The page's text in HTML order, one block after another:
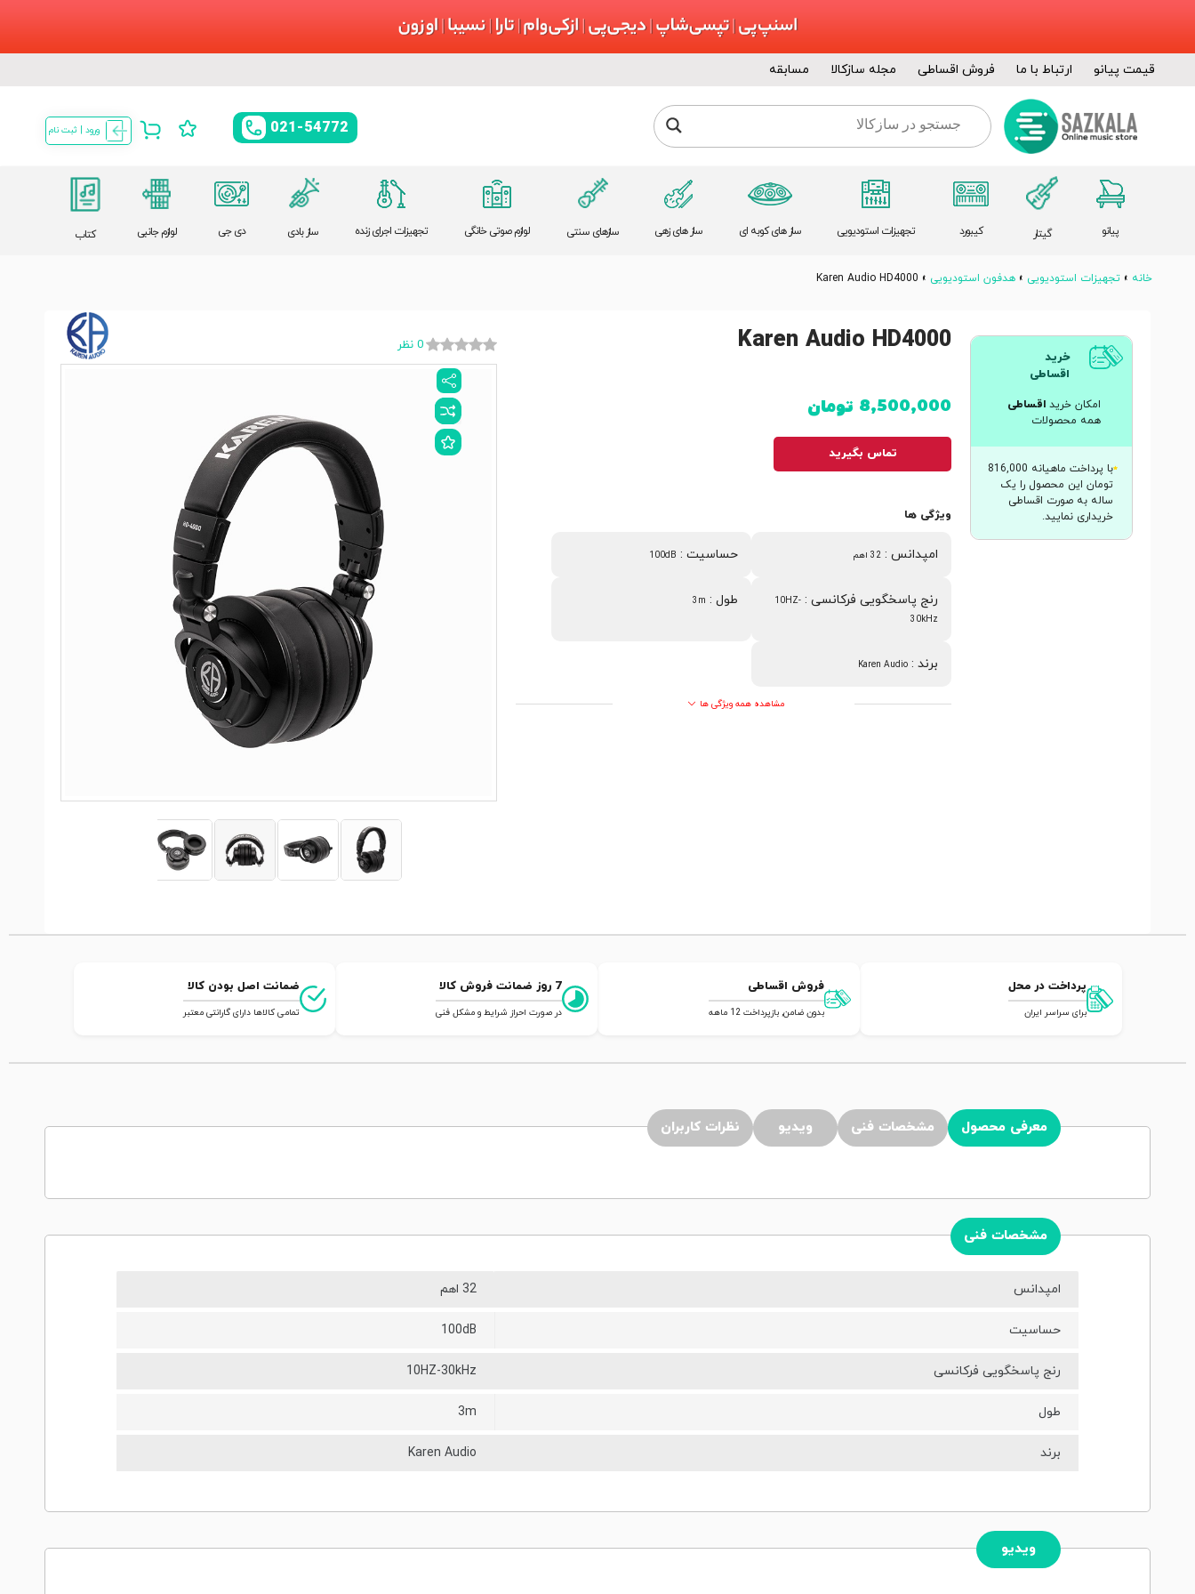
قیمت پیانو ارتباط با ما فروش اقساطی مجله سازکالا مسابقه
ورود | ثبت نام 021-54772
پیانو گیتار کیبورد تجهیزات استودیویی ساز های کوبه ای ساز های زهی سازهای سنتی لوازم صوتی خانگی تجهیزات اجرای زنده ساز بادی دی جی لوازم جانبی کتاب
خانه »تجهیزات استودیویی »هدفون استودیویی »
Karen Audio HD4000
Karen Audio HD4000
تماس بگیرید
8,500,000 تومان
ویژگی ها
امپدانس: 32 اهم حساسیت:
100dB
رنج پاسخگویی فرکانسی:
10HZ-
30kHz
طول:
3m
برند:
Karen Audio
مشاهده همه ویژگی ها
0 نظر
خرید
اقساطی
امکان خرید اقساطی
همه محصولات
با پرداخت ماهیانه 816,000
تومان این محصول را یک
ساله به صورت اقساطی
خریداری نمایید.
پرداخت در محل
برای سراسر ایران
فروش اقساطی
بدون ضامن, بازپرداخت 12 ماهه
7 روز ضمانت فروش کالا
در صورت احراز شرایط و مشکل فنی
ضمانت اصل بودن کالا
تمامی کالاها دارای گارانتی معتبر
معرفی محصول مشخصات فنی ویدیو نظرات کاربران
مشخصات فنی
امپدانس 32 اهم
حساسیت 100dB
رنج پاسخگویی فرکانسی 10HZ-30kHz
طول 3m
برند Karen Audio
ویدیو